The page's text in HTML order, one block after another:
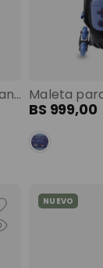
Mochila para niño spiderman urban mediano rojo color: rojo
BS 999,00
NUEVO